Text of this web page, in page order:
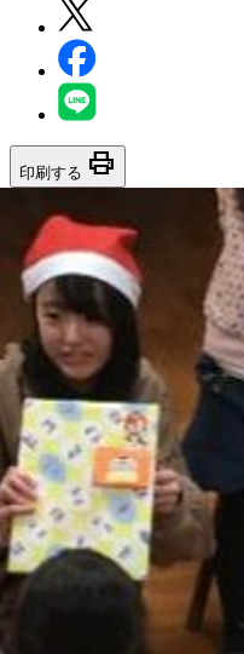
印刷する print